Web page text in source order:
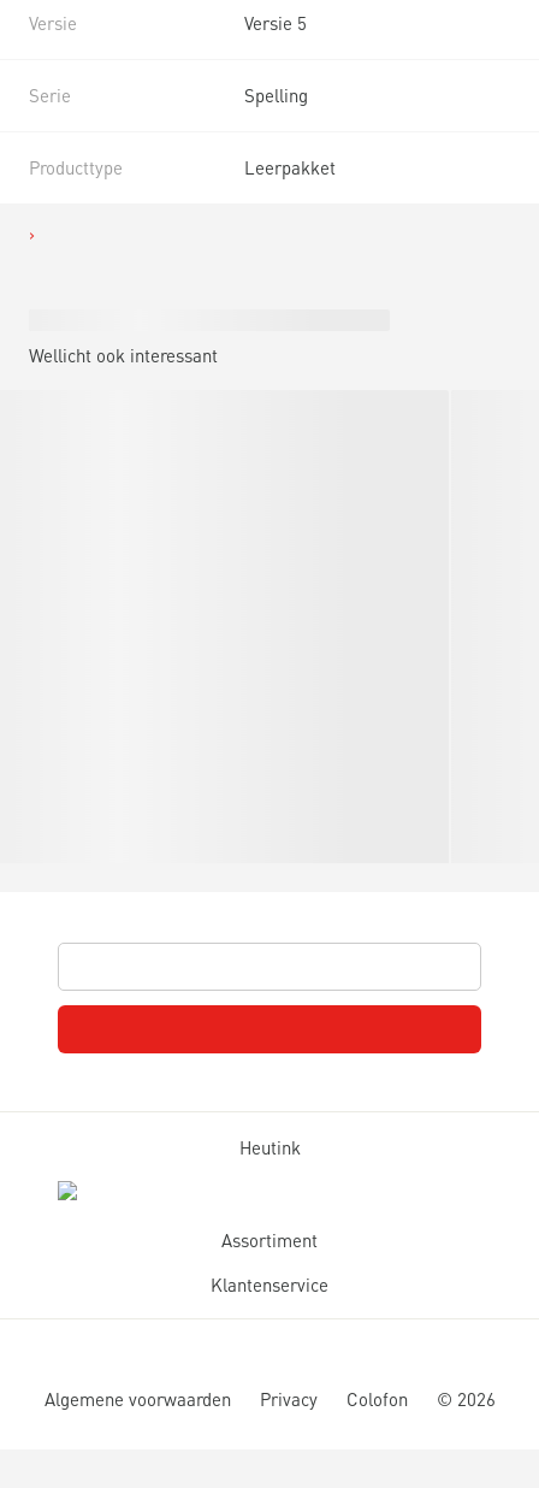
Versie Versie 5
Serie Spelling
Producttype Leerpakket
Wellicht ook interessant
Heutink
Assortiment
Klantenservice
Algemene voorwaarden Privacy Colofon © 2026